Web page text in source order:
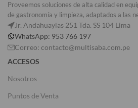
Proveemos soluciones de alta calidad en
de gastronomía y limpieza, adaptados a las
Jr. Andahuaylas 251 Tda. SS 104 Lima
WhatsApp: 953 766 197
Correo: contacto@multisaba.com.pe
ACCESOS
Nosotros
Puntos de Venta